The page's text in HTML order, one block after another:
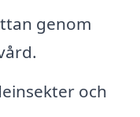
genom
och